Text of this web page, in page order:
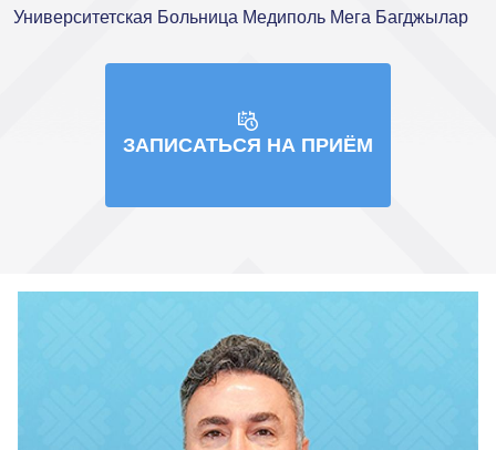
Университетская Больница Медиполь Мега Багджылар
ЗАПИСАТЬСЯ НА ПРИЁМ